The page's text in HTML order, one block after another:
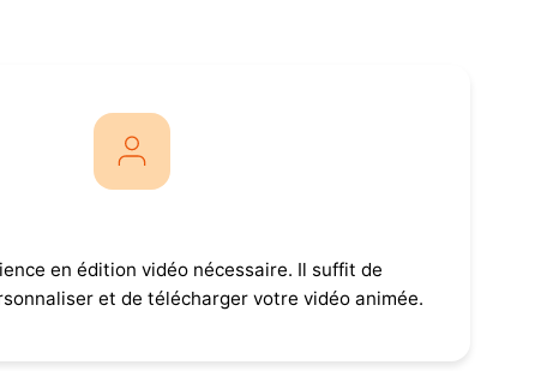
en édition vidéo nécessaire. Il suffit de
et de télécharger votre vidéo animée.